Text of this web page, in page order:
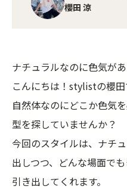
櫻田 涼
ナチュラルなのに色気が
こんにちは！stylistの櫻田
自然体なのにどこか色気
型を探していませんか？
今回のスタイルは、ナチ
出しつつ、どんな場面で
引き出してくれます。